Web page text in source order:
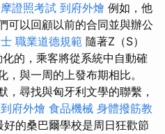
證照考試 到府外燴 例如，他
可以回顧以前的合同並與辦公
職業道德規範 隨著Z（S）
的，乘客將從系統中自動確
與一周的上發布期相比。
，尋找與匈牙利文學的聯繫，
到府外燴 食品機械 身體撥筋教
好的桑巴爾學校是周日狂歡節